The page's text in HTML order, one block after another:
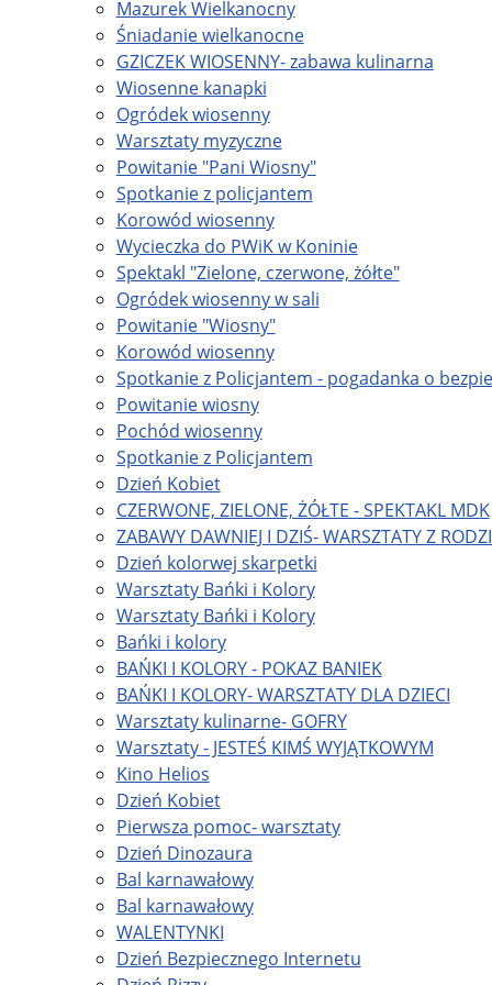
Mazurek Wielkanocny
Śniadanie wielkanocne
GZICZEK WIOSENNY- zabawa kulinarna
Wiosenne kanapki
Ogródek wiosenny
Warsztaty myzyczne
Powitanie "Pani Wiosny"
Spotkanie z policjantem
Korowód wiosenny
Wycieczka do PWiK w Koninie
Spektakl "Zielone, czerwone, żółte"
Ogródek wiosenny w sali
Powitanie "Wiosny"
Korowód wiosenny
Spotkanie z Policjantem - pogadanka o
Powitanie wiosny
Pochód wiosenny
Spotkanie z Policjantem
Dzień Kobiet
CZERWONE, ZIELONE, ŻÓŁTE - SPEKTAKL MDK
ZABAWY DAWNIEJ I DZIŚ- WARSZTATY Z
Dzień kolorwej skarpetki
Warsztaty Bańki i Kolory
Warsztaty Bańki i Kolory
Bańki i kolory
BAŃKI I KOLORY - POKAZ BANIEK
BAŃKI I KOLORY- WARSZTATY DLA DZIECI
Warsztaty kulinarne- GOFRY
Warsztaty - JESTEŚ KIMŚ WYJĄTKOWYM
Kino Helios
Dzień Kobiet
Pierwsza pomoc- warsztaty
Dzień Dinozaura
Bal karnawałowy
Bal karnawałowy
WALENTYNKI
Dzień Bezpiecznego Internetu